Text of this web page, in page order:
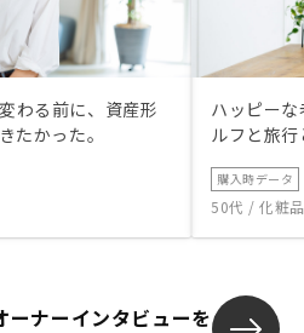
わる前に、資産形
たかった。
ハッピー
ルフと旅
購入時データ
50代 / 化粧
ーナーインタビューを